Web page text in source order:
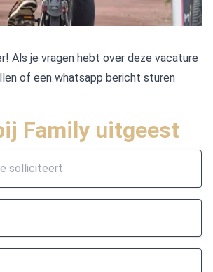
Als je vragen hebt over deze vacature
of een whatsapp bericht sturen
Family uitgeest